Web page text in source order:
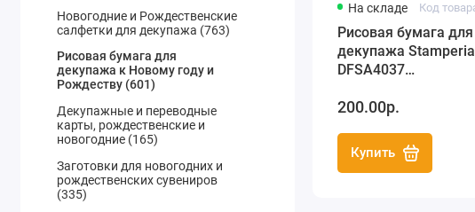
Новогодние и Рождественские
салфетки для декупажа (763)
Рисовая бумага для
декупажа к Новому году и
Рождеству (601)
Декупажные и переводные
карты, рождественские и
новогодние (165)
Заготовки для новогодних и
рождественских сувениров
(335)
На складе
Рисовая бумага для
декупажа Stamperia
DFSA4037
цветы и поэзия",
200.00р.
Купить